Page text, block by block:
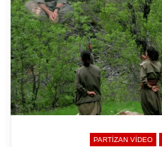
PARTIZAN VIDEO